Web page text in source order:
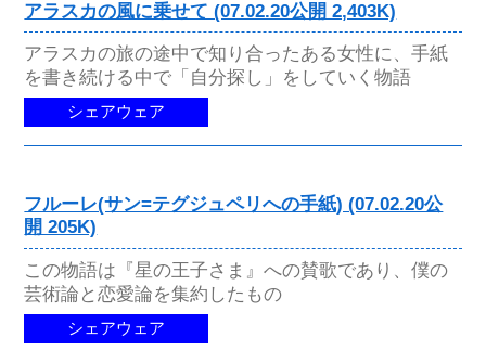
アラスカの風に乗せて (07.02.20公開 2,403K)
アラスカの旅の途中で知り合ったある女性に、手紙
を書き続ける中で「自分探し」をしていく物語
シェアウェア
フルーレ(サン=テグジュペリへの手紙) (07.02.20公
開 205K)
この物語は『星の王子さま』への賛歌であり、僕の
芸術論と恋愛論を集約したもの
シェアウェア